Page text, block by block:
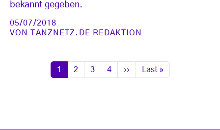
bekannt gegeben.
05/07/2018
VON
TANZNETZ.DE REDAKTION
Seitennummerierung
Seite
1 Seite
2 Seite
3 Seite
4 Nächste Seite
›› Letzte Seite
Last »